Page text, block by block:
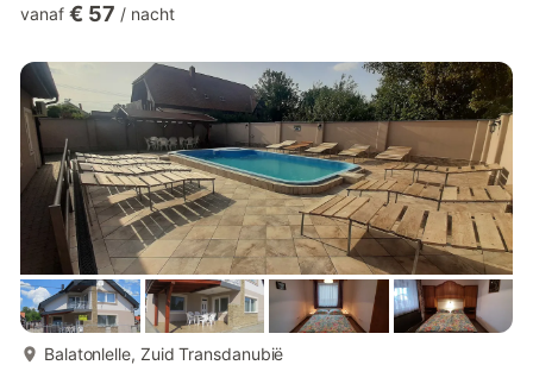
Terrasmeubelen. Ter beschikking: telefoon. Internet (WiFi).
huisdier/hond toegestaan. Accommodatie geschikt voor 2
volwassenen + 2 kinderen tot 10 jaar. 4 volwassenen zijn niet
mogelijk en worden ...
vanaf € 57 / nacht
Balatonlelle, Zuid Transdanubië